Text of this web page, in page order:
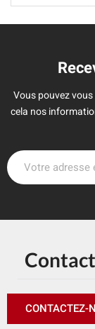
Vous pouvez
cela nos
Contact
CONTACTEZ-